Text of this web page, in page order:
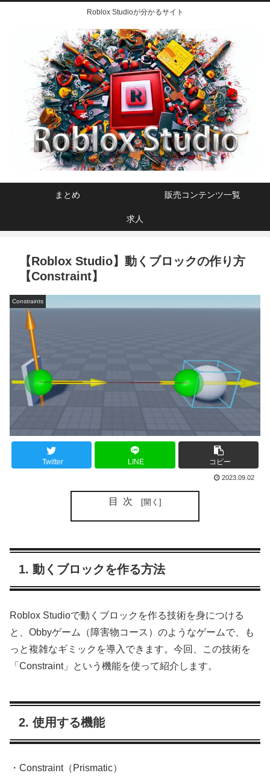
Roblox Studioが分かるサイト
まとめ 販売コンテンツ一覧
求人
【Roblox Studio】動くブロックの作り方
【Constraint】
Constraints
Twitter LINE コピー
2023.09.02
目次
1. 動くブロックを作る方法
Roblox Studioで動くブロックを作る技術を身につける
と、Obbyゲーム（障害物コース）のようなゲームで、も
っと複雑なギミックを導入できます。今回、この技術を
「Constraint」という機能を使って紹介します。
2. 使用する機能
・Constraint（Prismatic）